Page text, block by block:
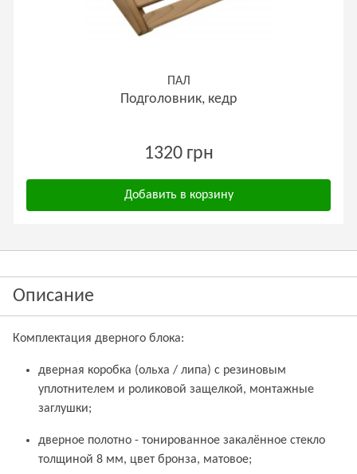
ПАЛ
Подголовник, кедр
1320 грн
Добавить в корзину
Описание
Комплектация дверного блока:
дверная коробка (ольха / липа) с резиновым
уплотнителем и роликовой защелкой, монтажные
заглушки;
дверное полотно - тонированное закалённое стекло
толщиной 8 мм, цвет бронза, матовое;